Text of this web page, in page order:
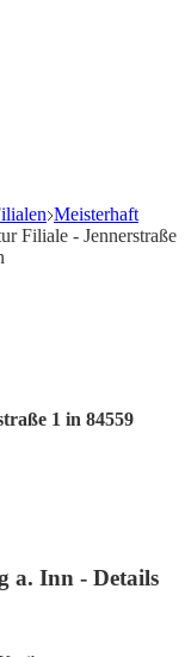
Meisterhaft
Filiale - Jennerstraße
1 in 84559
a. Inn - Details